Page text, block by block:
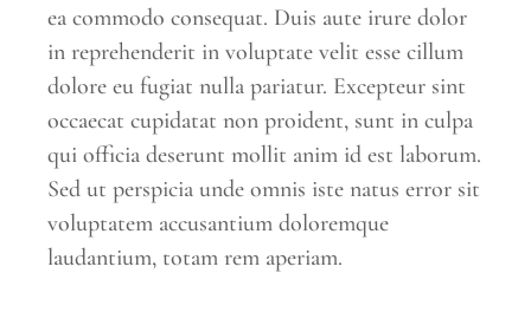
ea commodo consequat. Duis aute irure dolor
in reprehenderit in voluptate velit esse cillum
dolore eu fugiat nulla pariatur. Excepteur sint
occaecat cupidatat non proident, sunt in culpa
qui officia deserunt mollit anim id est laborum.
Sed ut perspicia unde omnis iste natus error sit
voluptatem accusantium doloremque
laudantium, totam rem aperiam.